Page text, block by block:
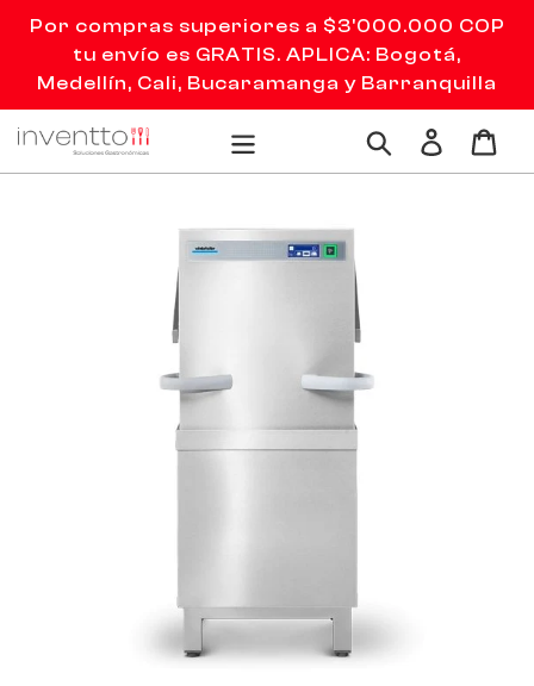
directamente
Por compras superiores a $3'000.000 COP
tu envío es GRATIS. APLICA: Bogotá,
Medellín, Cali, Bucaramanga y Barranquilla
BuscarIngresar